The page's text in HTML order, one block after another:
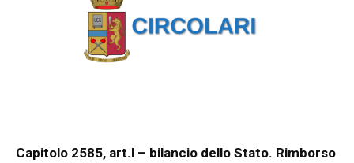
Capitolo 2585, art.l – bilancio dello Stato. Rimborso